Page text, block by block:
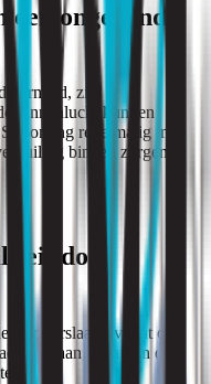
ongezonde
zijn er
binnenlucht kunnen
regelmatig in
binnen zorgen,
door
doorslaand vocht of
aan, waarvan de